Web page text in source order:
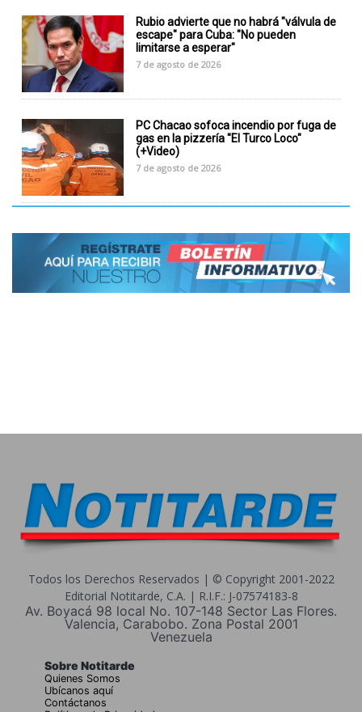
Rubio advierte que no habrá "válvula de
escape" para Cuba: "No pueden
limitarse a esperar"
7 de agosto de 2026
PC Chacao sofoca incendio por fuga de
gas en la pizzería "El Turco Loco"
(+Video)
7 de agosto de 2026
Todos los Derechos Reservados | © Copyright 2001-2022
Editorial Notitarde, C.A. | R.I.F.: J-07574183-8
Av. Boyacá 98 local No. 107-148 Sector Las Flores.
Valencia, Carabobo. Zona Postal 2001
Venezuela
Sobre Notitarde
Quienes Somos
Ubícanos aquí
Contáctanos